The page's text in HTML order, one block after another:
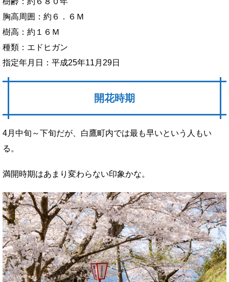
胸高周囲：約６．６Ｍ
樹高：約１６Ｍ
種類：エドヒガン
指定年月日：平成25年11月29日
開花時期
4月中旬～下旬だが、白鷹町内では最も早いという人もい
る。
満開時期はあまり変わらない印象かな。